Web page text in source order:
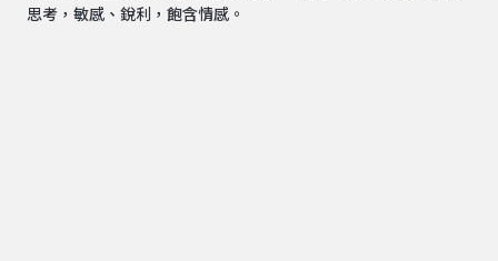
思考，敏感、銳利，飽含情感。